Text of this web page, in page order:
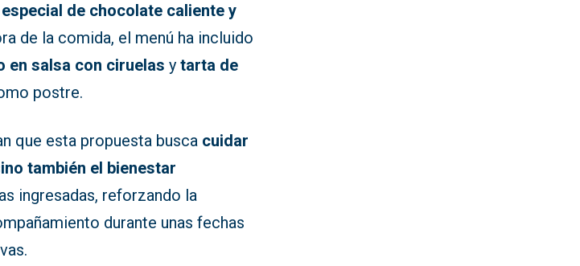
de chocolate caliente y
de la comida, el menú ha incluido
en salsa con ciruelas ytarta de
postre.
que esta propuesta busca cuidar
también el bienestar
ingresadas, reforzando la
durante unas fechas